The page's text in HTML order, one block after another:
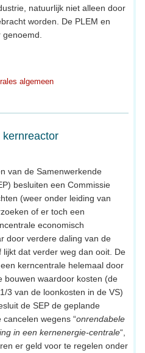
natuurlijk niet alleen door
worden. De PLEM en
algemeen
kernreactor
van de Samenwerkende
besluiten een Commissie
(weer onder leiding van
of er toch een
economisch
door verdere daling van de
dat verder weg dan ooit. De
kerncentrale helemaal door
bouwen waardoor kosten (de
3 van de loonkosten in de VS)
de SEP de geplande
wegens “onrendabele
in een kernenergie-centrale“,
er geld voor te regelen onder